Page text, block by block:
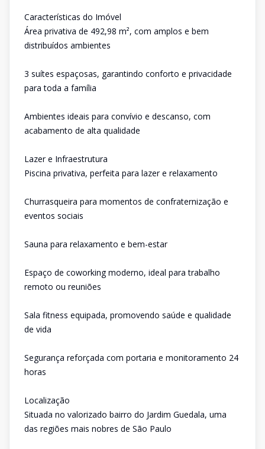
Características do Imóvel
Área privativa de 492,98 m², com amplos e bem
distribuídos ambientes
3 suítes espaçosas, garantindo conforto e privacidade
para toda a família
Ambientes ideais para convívio e descanso, com
acabamento de alta qualidade
Lazer e Infraestrutura
Piscina privativa, perfeita para lazer e relaxamento
Churrasqueira para momentos de confraternização e
eventos sociais
Sauna para relaxamento e bem-estar
Espaço de coworking moderno, ideal para trabalho
remoto ou reuniões
Sala fitness equipada, promovendo saúde e qualidade
de vida
Segurança reforçada com portaria e monitoramento 24
horas
Localização
Situada no valorizado bairro do Jardim Guedala, uma
das regiões mais nobres de São Paulo